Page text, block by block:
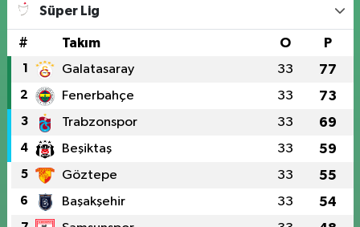
Süper Lig
# Takım O P
1 Galatasaray 33 77
2 Fenerbahçe 33 73
3 Trabzonspor 33 69
4 Beşiktaş 33 59
5 Göztepe 33 55
6 Başakşehir 33 54